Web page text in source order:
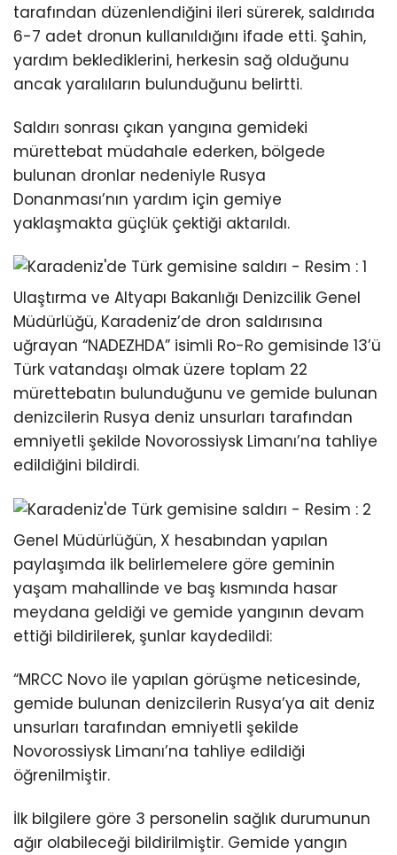
tarafından düzenlendiğini ileri sürerek, saldırıda
6-7 adet dronun kullanıldığını ifade etti. Şahin,
yardım beklediklerini, herkesin sağ olduğunu
ancak yaralıların bulunduğunu belirtti.
Saldırı sonrası çıkan yangına gemideki
mürettebat müdahale ederken, bölgede
bulunan dronlar nedeniyle Rusya
Donanması’nın yardım için gemiye
yaklaşmakta güçlük çektiği aktarıldı.
Ulaştırma ve Altyapı Bakanlığı Denizcilik Genel
Müdürlüğü, Karadeniz’de dron saldırısına
uğrayan “NADEZHDA” isimli Ro-Ro gemisinde 13’ü
Türk vatandaşı olmak üzere toplam 22
mürettebatın bulunduğunu ve gemide bulunan
denizcilerin Rusya deniz unsurları tarafından
emniyetli şekilde Novorossiysk Limanı’na tahliye
edildiğini bildirdi.
Genel Müdürlüğün, X hesabından yapılan
paylaşımda ilk belirlemelere göre geminin
yaşam mahallinde ve baş kısmında hasar
meydana geldiği ve gemide yangının devam
ettiği bildirilerek, şunlar kaydedildi:
“MRCC Novo ile yapılan görüşme neticesinde,
gemide bulunan denizcilerin Rusya’ya ait deniz
unsurları tarafından emniyetli şekilde
Novorossiysk Limanı’na tahliye edildiği
öğrenilmiştir.
İlk bilgilere göre 3 personelin sağlık durumunun
ağır olabileceği bildirilmiştir. Gemide yangın